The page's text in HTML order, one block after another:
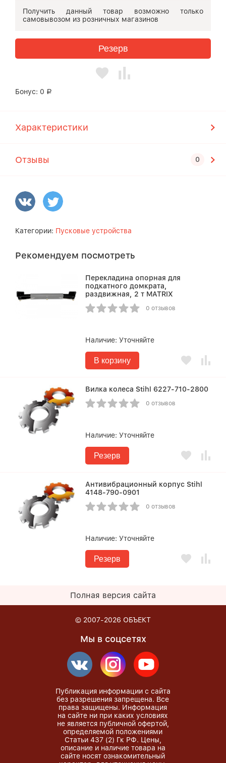
Получить данный товар возможно только
самовывозом из розничных магазинов
Резерв
Бонус: 0 Р
Характеристики
Отзывы
Категории: Пусковые устройства
Рекомендуем посмотреть
Перекладина опорная для
подкатного домкрата,
раздвижная, 2 т MATRIX
0 отзывов
Наличие:Уточняйте
В корзину
Вилка колеса Stihl 6227-710-2800
0 отзывов
Наличие:Уточняйте
Резерв
Антивибрационный корпус Stihl
4148-790-0901
0 отзывов
Наличие:Уточняйте
Резерв
Полная версия сайта
© 2007-2026 ОБЪЕКТ
Мы в соцсетях
Публикация информации с сайта
без разрешения запрещена. Все
права защищены. Информация
на сайте ни при каких условиях
не является публичной офертой,
определяемой положениями
Статьи 437 (2) Гк РФ. Цены,
описание и наличие товара на
сайте носят ознакомительный